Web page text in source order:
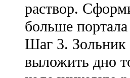
раствор.
больше
Шаг 3. Зольник
выложить дно